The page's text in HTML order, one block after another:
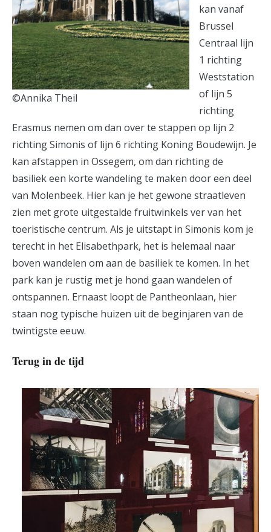
©Annika Theil
kan vanaf
Brussel
Centraal lijn
1 richting
Weststation
of lijn 5
richting
Erasmus nemen om dan over te stappen op lijn 2
richting Simonis of lijn 6 richting Koning Boudewijn. Je
kan afstappen in Ossegem, om dan richting de
basiliek een korte wandeling te maken door een deel
van Molenbeek. Hier kan je het gewone straatleven
zien met grote uitgestalde fruitwinkels ver van het
toeristische centrum. Als je uitstapt in Simonis kom je
terecht in het Elisabethpark, het is helemaal naar
boven wandelen om aan de basiliek te komen. In het
park kan je rustig met je hond gaan wandelen of
ontspannen. Ernaast loopt de Pantheonlaan, hier
staan nog typische huizen uit de beginjaren van de
twintigste eeuw.
Terug in de tijd